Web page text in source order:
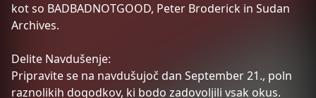
kot so BADBADNOTGOOD, Peter Broderick in Sudan
Archives.
Delite Navdušenje:
Pripravite se na navdušujoč dan September 21., poln
raznolikih dogodkov, ki bodo zadovoljili vsak okus.